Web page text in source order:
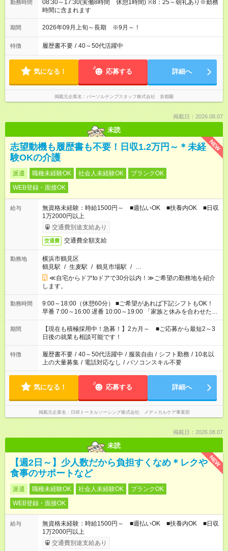
勤務時間
08:30～17:30(実働8時間 休憩1時間) ※8：25～朝礼あり※勤務
時間に含まれます
期間 2026年09月上旬～長期 ※9月～！
特徴 履歴書不要 / 40～50代活躍中
気になる！ 応募する 詳細へ
掲載元企業名 パーソルテンプスタッフ株式会社 首都圏
掲載日：2026.08.07
未読
NEW
志望動機も履歴書も不要！日収1.2万円～＊未経
験OKの介護
派遣 職種未経験OK 社会人未経験OK
ブランクOK
WEB登録・面接OK
給与
無資格未経験：時給1500円～ ■週払いOK ■扶養内OK ■日収
1万2000円以上
交通費別途支給あり
交通費 交通費全額支給
勤務地
横浜市鶴見区
鶴見駅 / 生麦駅 / 鶴見市場駅 / …
≪自宅からドアtoドアで30分以内！≫ご希望の勤務地を紹介
します。
勤務時間
9:00～18:00（休憩60分） ■ご希望があれば下記シフトもOK！
早番 7:00～16:00 遅番 10:00～19:00 「家族と休みを合わせた
い」 「余裕を持って夕飯の準備がしたい」 「できれば残業はし
たくない」 など、ご希望を教えてくださいね。 ※Wワーク希望
の方へ 今ご覧のお仕事で希望する勤務時間と、もう1つのお仕事
の勤務時間。 合計で週40時間を超える場合は応募できません。
期間
【現在も積極採用中！急募！】2カ月～ ■ご応募から最短2～3
日後の就業も相談可能です！
特徴 履歴書不要 / 40～50代活躍中 / 服装自由 / シフト勤務 / 10名以
上の大量募集 / 電話対応なし / パソコンスキル不要
気になる！ 応募する 詳細へ
掲載元企業名 日研トータルソーシング株式会社 メディカルケア事業部
掲載日：2026.08.07
未読
NEW
【週2日～】少人数だから負担すくなめ＊レクや
食事のサポートなど
派遣 職種未経験OK 社会人未経験OK
ブランクOK
WEB登録・面接OK
給与
無資格未経験：時給1500円～ ■週払いOK ■扶養内OK ■日収
1万2000円以上
交通費別途支給あり